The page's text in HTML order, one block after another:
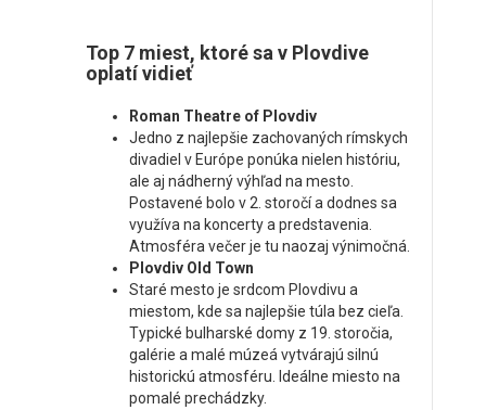
Top 7 miest, ktoré sa v Plovdive
oplatí vidieť
Roman Theatre of Plovdiv
Jedno z najlepšie zachovaných rímskych
divadiel v Európe ponúka nielen históriu,
ale aj nádherný výhľad na mesto.
Postavené bolo v 2. storočí a dodnes sa
využíva na koncerty a predstavenia.
Atmosféra večer je tu naozaj výnimočná.
Plovdiv Old Town
Staré mesto je srdcom Plovdivu a
miestom, kde sa najlepšie túla bez cieľa.
Typické bulharské domy z 19. storočia,
galérie a malé múzeá vytvárajú silnú
historickú atmosféru. Ideálne miesto na
pomalé prechádzky.